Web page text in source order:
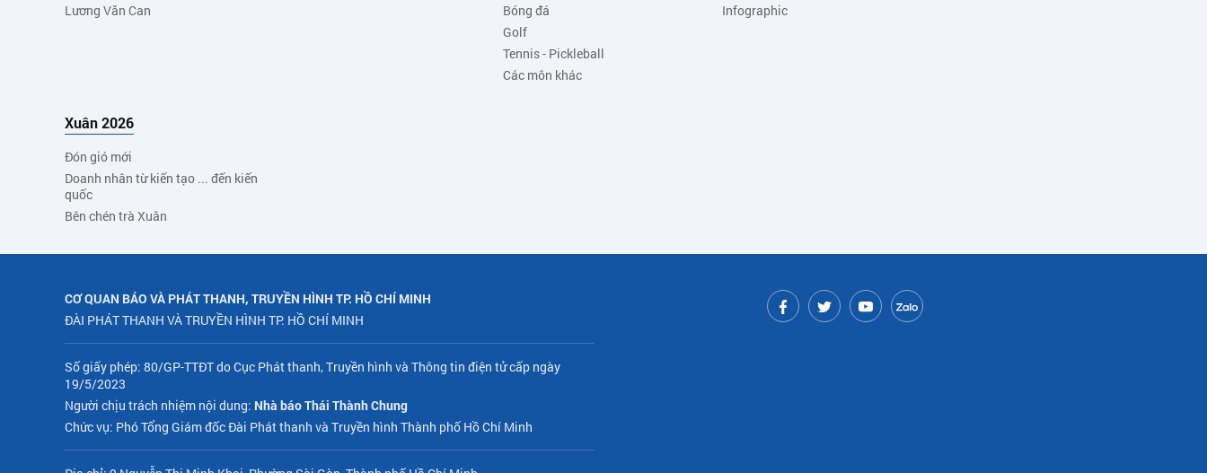
Lương Văn Can
Bóng đá
Golf
Tennis - Pickleball
Các môn khác
Infographic
Xuân 2026
Đón gió mới
Doanh nhân từ kiến tạo ... đến kiến
quốc
Bên chén trà Xuân
CƠ QUAN BÁO VÀ PHÁT THANH, TRUYỀN HÌNH TP. HỒ CHÍ MINH
ĐÀI PHÁT THANH VÀ TRUYỀN HÌNH TP. HỒ CHÍ MINH
Số giấy phép: 80/GP-TTĐT do Cục Phát thanh, Truyền hình và Thông tin điện tử cấp ngày
19/5/2023
Người chịu trách nhiệm nội dung: Nhà báo Thái Thành Chung
Chức vụ: Phó Tổng Giám đốc Đài Phát thanh và Truyền hình Thành phố Hồ Chí Minh